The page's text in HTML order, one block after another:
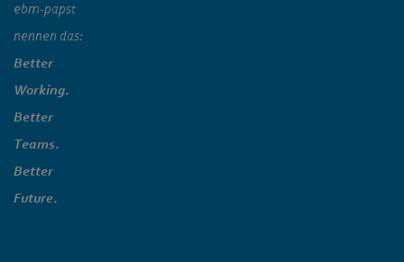
ebm‑papst
nennen das:
Better
Working.
Better
Teams.
Better
Future.